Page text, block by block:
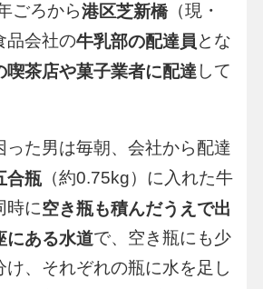
ごろから港区芝新橋（現・
品会社の牛乳部の配達員 とな
喫茶店や菓子業者に配達 して
った男は毎朝、会社から配達
合瓶（約0.75kg）に入れた牛
時に空き瓶も積んだうえで出
にある水道で、空き瓶にも少
け、それぞれの瓶に水を足し